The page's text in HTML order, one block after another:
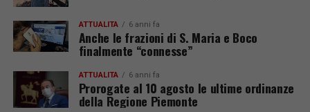
ATTUALITÀ 6 anni fa
Anche le frazioni di S. Maria e Boco
finalmente “connesse”
ATTUALITÀ 6 anni fa
Prorogate al 10 agosto le ultime ordinanze
della Regione Piemonte